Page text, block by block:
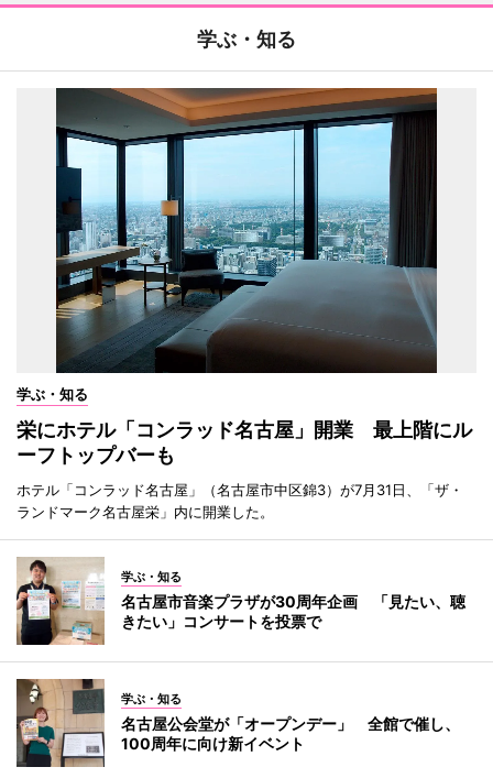
学ぶ・知る
学ぶ・知る
栄にホテル「コンラッド名古屋」開業 最上階にル
ーフトップバーも
ホテル「コンラッド名古屋」（名古屋市中区錦3）が7月31日、「ザ・
ランドマーク名古屋栄」内に開業した。
学ぶ・知る
名古屋市音楽プラザが30周年企画 「見たい、聴
きたい」コンサートを投票で
学ぶ・知る
名古屋公会堂が「オープンデー」 全館で催し、
100周年に向け新イベント